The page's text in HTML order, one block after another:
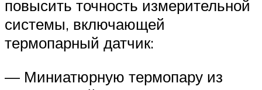
повысить точность измерительной
системы, включающей
термопарный датчик:
— Миниатюрную термопару из